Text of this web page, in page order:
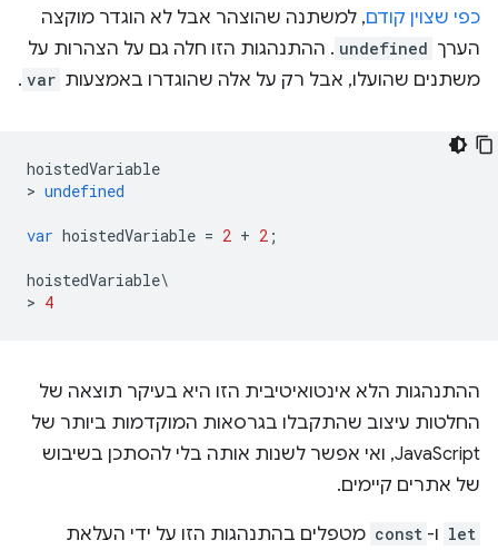
כפי שצוין קודם, למשתנה שהוצהר אבל לא הוגדר מוקצה
הערך undefined . ההתנהגות הזו חלה גם על הצהרות על
משתנים שהועלו, אבל רק על אלה שהוגדרו באמצעות var
.
hoistedVariable
> undefined
var hoistedVariable = 2 + 2 ;
hoistedVariable\
> 4
ההתנהגות הלא אינטואיטיבית הזו היא בעיקר תוצאה של
החלטות עיצוב שהתקבלו בגרסאות המוקדמות ביותר של
JavaScript, ואי אפשר לשנות אותה בלי להסתכן בשיבוש
של אתרים קיימים.
let ו- const מטפלים בהתנהגות הזו על ידי העלאת